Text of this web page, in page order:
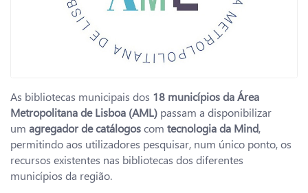
As bibliotecas municipais dos 18 municípios da Área
Metropolitana de Lisboa (AML) passam a disponibilizar
um agregador de catálogoscom tecnologia da Mind,
permitindo aos utilizadores pesquisar, num único ponto, os
recursos existentes nas bibliotecas dos diferentes
municípios da região.